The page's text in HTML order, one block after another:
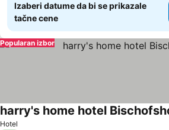
Izaberi datume da bi se prikazale
tačne cene
Popularan izbor
Hotel
harry's home hotel